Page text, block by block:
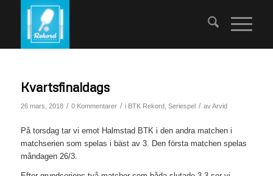
Kvartsfinaldags
26 mars, 2018 / 0 Kommentarer / i BTK Rekord, Seriespel / avArvid
På torsdag tar vi emot Halmstad BTK i den andra matchen i
matchserien som spelas i bäst av 3. Den första matchen spelas
måndagen 26/3.